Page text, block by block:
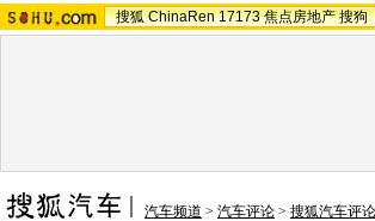
搜狐 ChinaRen 17173 焦点房地产 搜狗
汽车频道 > 汽车评论 > 搜狐汽车评论